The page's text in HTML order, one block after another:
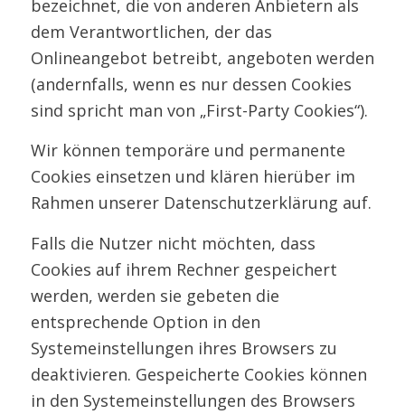
bezeichnet, die von anderen Anbietern als
dem Verantwortlichen, der das
Onlineangebot betreibt, angeboten werden
(andernfalls, wenn es nur dessen Cookies
sind spricht man von „First-Party Cookies“).
Wir können temporäre und permanente
Cookies einsetzen und klären hierüber im
Rahmen unserer Datenschutzerklärung auf.
Falls die Nutzer nicht möchten, dass
Cookies auf ihrem Rechner gespeichert
werden, werden sie gebeten die
entsprechende Option in den
Systemeinstellungen ihres Browsers zu
deaktivieren. Gespeicherte Cookies können
in den Systemeinstellungen des Browsers